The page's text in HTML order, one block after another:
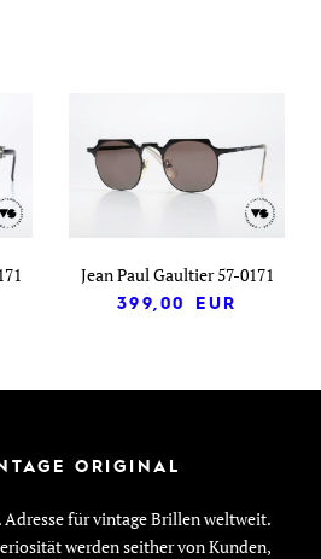
Jean Paul Gaultier 57-0171
399,00
EUR
ORIGINAL
Adresse für vintage Brillen weltweit.
werden seither von Kunden,